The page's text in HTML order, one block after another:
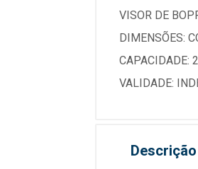
VISOR DE
DIMENSÕES:
CAPACIDADE:
VALIDADE: